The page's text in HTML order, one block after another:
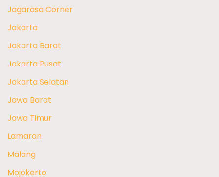
Jagarasa Corner
Jakarta
Jakarta Barat
Jakarta Pusat
Jakarta Selatan
Jawa Barat
Jawa Timur
Lamaran
Malang
Mojokerto